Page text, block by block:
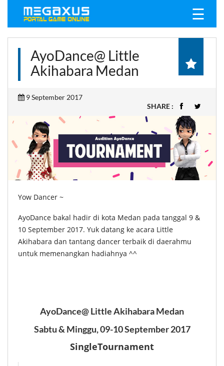
☰
AyoDance@ Little
Akihabara Medan
9 September 2017
SHARE :
Yow Dancer ~
AyoDance bakal hadir di kota Medan pada tanggal 9 &
10 September 2017. Yuk datang ke acara Little
Akihabara dan tantang dancer terbaik di daerahmu
untuk memenangkan hadiahnya ^^
AyoDance@ Little Akihabara Medan
Sabtu & Minggu, 09-10 September 2017
SingleTournament